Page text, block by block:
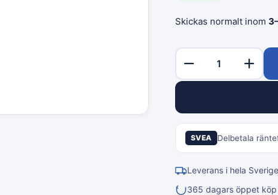
Skickas normalt inom
SVEA Delbetala
Leverans i hela Sverige
365 dagars öppet